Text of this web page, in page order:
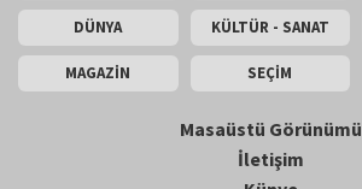
DÜNYA KÜLTÜR - SANAT
MAGAZİN SEÇİM
Masaüstü Görünümü
İletişim